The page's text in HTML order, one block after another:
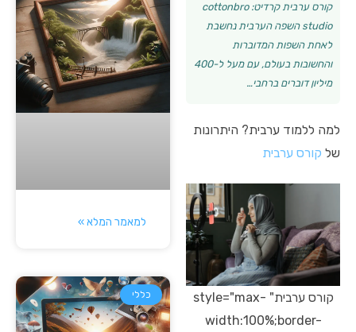
קורס ערבית קרדיט: cottonbro
studio השפה הערבית נחשבת
לאחת השפות המדוברות
והחשובות בעולם, עם מעל ל-400
מיליון דוברים ברחבי…
למה ללמוד ערבית? היתרונות
של קורס ערבית
קורס ערבית" style="max-
width:100%;border-
למאמר המלא »
כללי